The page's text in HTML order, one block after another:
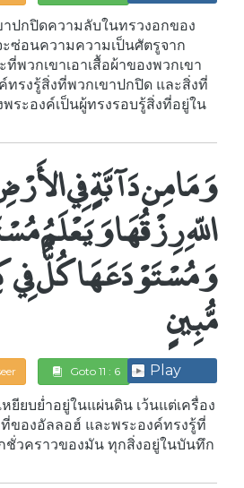
าปกปิดความลับในทรวงอกของ
ะซ่อนความความเป็นศัตรูจาก
พวกเขาเอาเสื้อผ้าของพวกเขา
รงรู้สิ่งที่พวกเขาปกปิด และสิ่งที่
พระองค์เป็นผู้ทรงรอบรู้สิ่งที่อยู่ใน
وَمَا مِن دَآبَّةٍ فِي
اللّهِ رِزْقُهَا وَيَعْلَمُ
وَمُسْتَوْدَعَهَا كُلٌّ
مُّبِينٍ
Goto 11 : 6 Play
ยียบย่ำอยู่ในแผ่นดิน เว้นแต่เครื่อง
ของอัลลอฮ์ และพระองค์ทรงรู้ที่
วคราวของมัน ทุกสิ่งอยู่ในบันทึก